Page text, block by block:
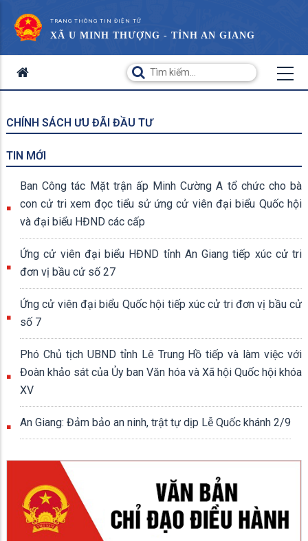
TRANG THÔNG TIN ĐIỆN TỬ
XÃ U MINH THƯỢNG - TỈNH AN GIANG
CHÍNH SÁCH ƯU ĐÃI ĐẦU TƯ
TIN MỚI
Ban Công tác Mặt trận ấp Minh Cường A tổ chức cho bà
con cử tri xem đọc tiểu sử ứng cử viên đại biểu Quốc hội
và đại biểu HĐND các cấp
Ứng cử viên đại biểu HĐND tỉnh An Giang tiếp xúc cử tri
đơn vị bầu cử số 27
Ứng cử viên đại biểu Quốc hội tiếp xúc cử tri đơn vị bầu cử
số 7
Phó Chủ tịch UBND tỉnh Lê Trung Hồ tiếp và làm việc với
Đoàn khảo sát của Ủy ban Văn hóa và Xã hội Quốc hội khóa
XV
An Giang: Đảm bảo an ninh, trật tự dịp Lễ Quốc khánh 2/9